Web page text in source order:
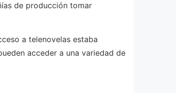
de producción tomar
a telenovelas estaba
acceder a una variedad de